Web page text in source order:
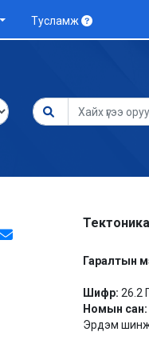
Тусламж
Гаралтын
Шифр:26.2
Номын сан:
Эрдэм